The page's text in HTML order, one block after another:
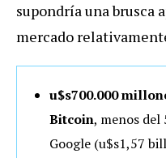
supondría una brusca
mercado
u$s700.000
Bitcoin, menos del
Google (u$s1,57